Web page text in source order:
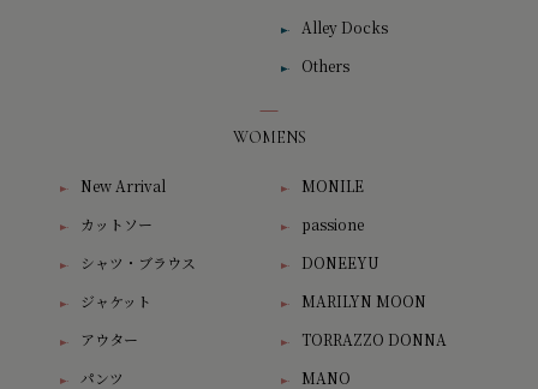
Alley Docks
Others
WOMENS
New Arrival
カットソー
シャツ・ブラウス
ジャケット
アウター
パンツ
MONILE
passione
DONEEYU
MARILYN MOON
TORRAZZO DONNA
MANO